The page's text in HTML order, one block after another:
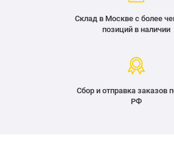
Склад в Москве с более
позиций в наличии
Сбор и отправка заказов
РФ